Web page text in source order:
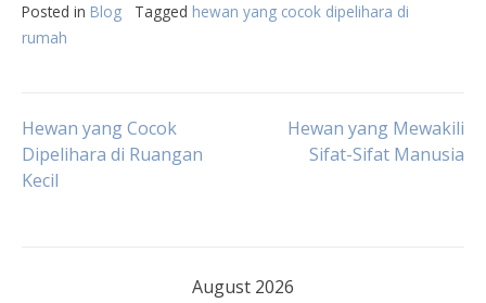
Posted in Blog Tagged hewan yang cocok dipelihara di
rumah
Post
navigation
Hewan yang Cocok
Dipelihara di Ruangan
Kecil
Hewan yang Mewakili
Sifat-Sifat Manusia
August 2026